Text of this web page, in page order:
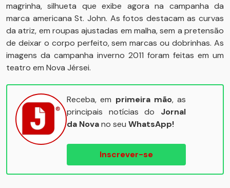
magrinha, silhueta que exibe agora na campanha da
marca americana St. John. As fotos destacam as curvas
da atriz, em roupas ajustadas em malha, sem a pretensão
de deixar o corpo perfeito, sem marcas ou dobrinhas. As
imagens da campanha inverno 2011 foram feitas em um
teatro em Nova Jérsei.
Receba, em primeira mão, as
principais notícias do Jornal
da Novano seu WhatsApp!
Inscrever-se